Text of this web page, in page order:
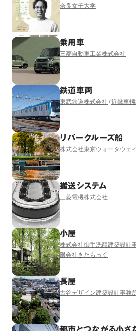
奈良女子大学
乗用車
三菱自動車工業株式会社
鉄道車両
東武鉄道株式会社 近畿車
リバークルーズ船
株式会社東京ウォータウェ
搬送システム
三菱電機株式会社
小屋
株式会社御手洗龍建築設計
限会社きたもっく
長屋
古谷デザイン建築設計事務
都市とつながる小さ